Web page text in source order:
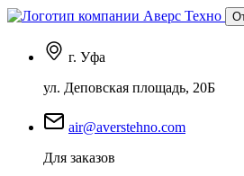
г. Уфа
ул. Деповская площадь, 20Б
air@averstehno.com
Для заказов